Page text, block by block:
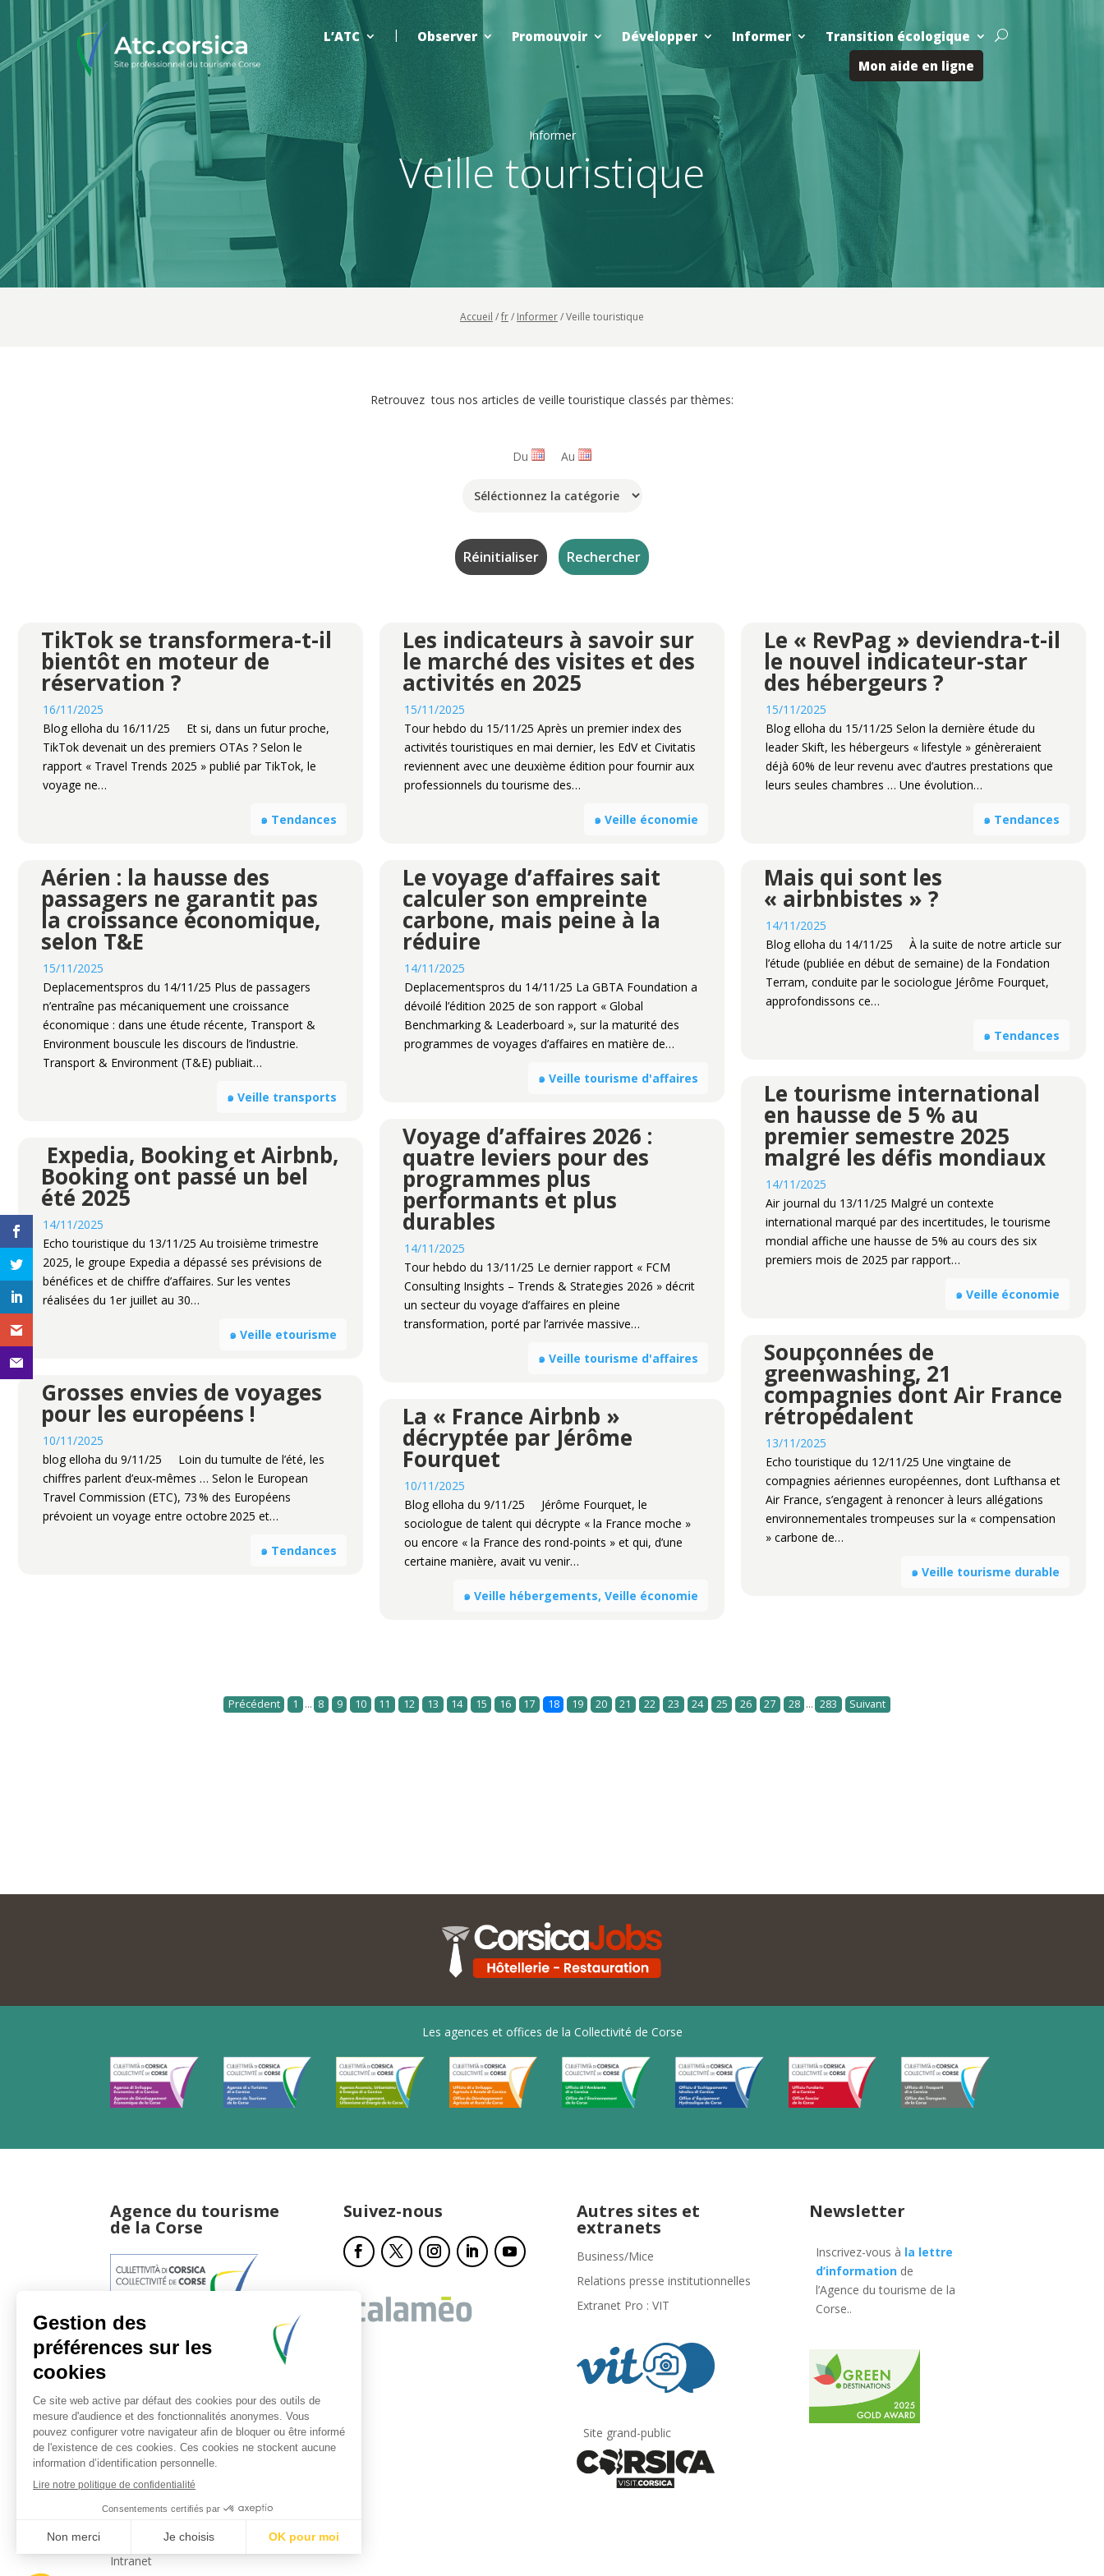
L’ATC Observer Promouvoir Développer Informer
Transition écologique
Mon aide en ligne
U
Informer
Veille touristique
Accueil /fr/ Informer/Veille touristique
Retrouvez tous nos articles de veille touristique classés par thèmes:
Du Au
TikTok se transformera-t-il
bientôt en moteur de
réservation ?
16/11/2025
Blog elloha du 16/11/25 Et si, dans un futur proche,
TikTok devenait un des premiers OTAs ? Selon le
rapport « Travel Trends 2025 » publié par TikTok, le
voyage ne…
๑ Tendances
Les indicateurs à savoir sur
le marché des visites et des
activités en 2025
15/11/2025
Tour hebdo du 15/11/25 Après un premier index des
activités touristiques en mai dernier, les EdV et Civitatis
reviennent avec une deuxième édition pour fournir aux
professionnels du tourisme des…
๑ Veille économie
Le « RevPag » deviendra-t-il
le nouvel indicateur-star
des hébergeurs ?
15/11/2025
Blog elloha du 15/11/25 Selon la dernière étude du
leader Skift, les hébergeurs « lifestyle » génèreraient
déjà 60% de leur revenu avec d’autres prestations que
leurs seules chambres … Une évolution…
๑ Tendances
Aérien : la hausse des
passagers ne garantit pas
la croissance économique,
selon T&E
15/11/2025
Deplacementspros du 14/11/25 Plus de passagers
n’entraîne pas mécaniquement une croissance
économique : dans une étude récente, Transport &
Environment bouscule les discours de l’industrie.
Transport & Environment (T&E) publiait…
๑ Veille transports
Le voyage d’affaires sait
calculer son empreinte
carbone, mais peine à la
réduire
14/11/2025
Deplacementspros du 14/11/25 La GBTA Foundation a
dévoilé l’édition 2025 de son rapport « Global
Benchmarking & Leaderboard », sur la maturité des
programmes de voyages d’affaires en matière de…
๑ Veille tourisme d'affaires
Mais qui sont les
« airbnbistes » ?
14/11/2025
Blog elloha du 14/11/25 À la suite de notre article sur
l’étude (publiée en début de semaine) de la Fondation
Terram, conduite par le sociologue Jérôme Fourquet,
approfondissons ce…
๑ Tendances
Le tourisme international
en hausse de 5 % au
premier semestre 2025
malgré les défis mondiaux
14/11/2025
Air journal du 13/11/25 Malgré un contexte
international marqué par des incertitudes, le tourisme
mondial affiche une hausse de 5% au cours des six
premiers mois de 2025 par rapport…
๑ Veille économie
Voyage d’affaires 2026 :
quatre leviers pour des
programmes plus
performants et plus
durables
14/11/2025
Tour hebdo du 13/11/25 Le dernier rapport « FCM
Consulting Insights – Trends & Strategies 2026 » décrit
un secteur du voyage d’affaires en pleine
transformation, porté par l’arrivée massive…
๑ Veille tourisme d'affaires
Expedia, Booking et Airbnb,
Booking ont passé un bel
été 2025
14/11/2025
Echo touristique du 13/11/25 Au troisième trimestre
2025, le groupe Expedia a dépassé ses prévisions de
bénéfices et de chiffre d’affaires. Sur les ventes
réalisées du 1er juillet au 30…
๑ Veille etourisme
Soupçonnées de
greenwashing, 21
compagnies dont Air France
rétropédalent
13/11/2025
Echo touristique du 12/11/25 Une vingtaine de
compagnies aériennes européennes, dont Lufthansa et
Air France, s’engagent à renoncer à leurs allégations
environnementales trompeuses sur la « compensation
» carbone de…
๑ Veille tourisme durable
Grosses envies de voyages
pour les européens !
10/11/2025
blog elloha du 9/11/25 Loin du tumulte de l’été, les
chiffres parlent d’eux‑mêmes … Selon le European
Travel Commission (ETC), 73 % des Européens
prévoient un voyage entre octobre 2025 et…
๑ Tendances
La « France Airbnb »
décryptée par Jérôme
Fourquet
10/11/2025
Blog elloha du 9/11/25 Jérôme Fourquet, le
sociologue de talent qui décrypte « la France moche »
ou encore « la France des rond-points » et qui, d’une
certaine manière, avait vu venir…
๑ Veille hébergements, Veille économie
Précédent 1 ... 8 9 10 11 12 13 14 15 16 17 18 19 20 21 22 23 24 25 26 27 28 ... 283 Suivant
Les agences et offices de la Collectivité de Corse
Agence du tourisme
de la Corse
T : 04 95 51 77 77
Accueil et horaires
Nous contacter
Politique de confidentialité
Mentions légales
Intranet
Suivez-nous Autres sites et
extranets
Business/Mice
Relations presse institutionnelles
Extranet Pro : VIT
Site grand-public
Newsletter
Inscrivez-vous à la lettre
d’information de
l’Agence du tourisme de la
Corse..